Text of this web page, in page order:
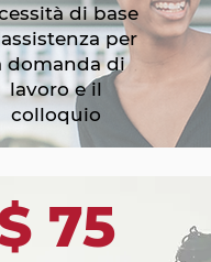
di base
per
domanda di
lavoro e il
colloquio
75